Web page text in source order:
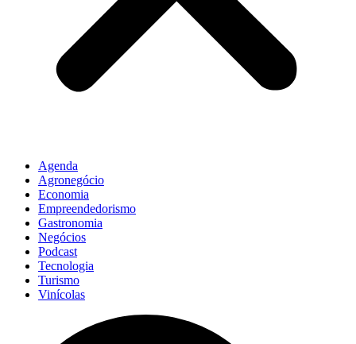
Agenda
Agronegócio
Economia
Empreendedorismo
Gastronomia
Negócios
Podcast
Tecnologia
Turismo
Vinícolas